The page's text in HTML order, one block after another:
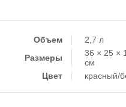
Объем
2,7 л
Размеры
36 × 25 ×
см
Цвет
красный/